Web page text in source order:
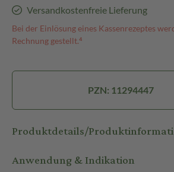
Versandkostenfreie Lieferung
Bei der Einlösung eines Kassenrezeptes
Rechnung gestellt.⁴
PZN: 11294447
Produktdetails/
Anwendung & Indikation